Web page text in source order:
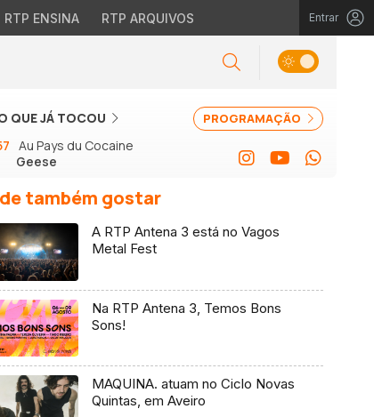
RTP ENSINA RTP ARQUIVOS Entrar
PROGRAMAÇÃO
QUE JÁ TOCOU
Au Pays du Cocaine
Geese
também gostar
A RTP Antena 3 está no Vagos
Metal Fest
Na RTP Antena 3, Temos Bons
Sons!
MAQUINA. atuam no Ciclo Novas
Quintas, em Aveiro